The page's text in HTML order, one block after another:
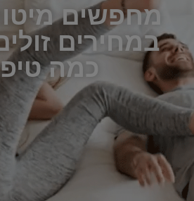
מחפשים
במחירים
כמה